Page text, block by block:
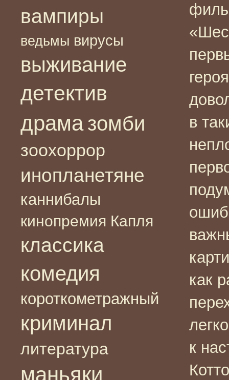
вампиры
ведьмы вирусы
выживание
детектив
драма зомби
зоохоррор
инопланетяне
каннибалы
кинопремия Капля
классика
комедия
короткометражный
криминал
литература
маньяки
в
как
к